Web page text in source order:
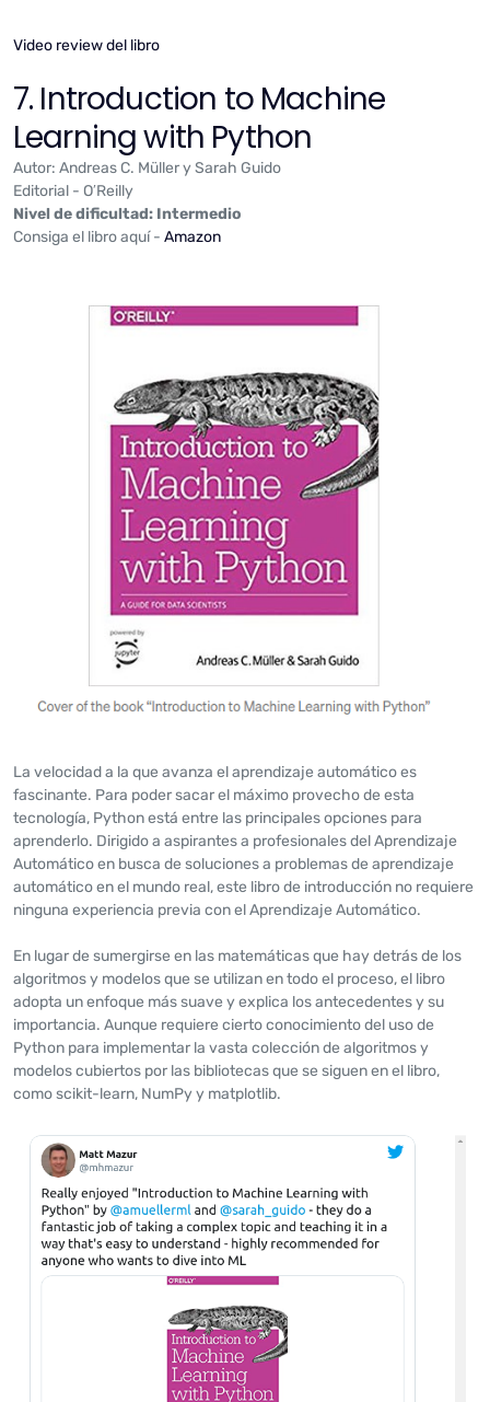
Video review del libro
7. Introduction to Machine
Learning with Python
Autor: Andreas C. Müller y Sarah Guido
Editorial - O′Reilly
Nivel de dificultad: Intermedio
Consiga el libro aquí - Amazon
La velocidad a la que avanza el aprendizaje automático es
fascinante. Para poder sacar el máximo provecho de esta
tecnología, Python está entre las principales opciones para
aprenderlo. Dirigido a aspirantes a profesionales del Aprendizaje
Automático en busca de soluciones a problemas de aprendizaje
automático en el mundo real, este libro de introducción no requiere
ninguna experiencia previa con el Aprendizaje Automático.
En lugar de sumergirse en las matemáticas que hay detrás de los
algoritmos y modelos que se utilizan en todo el proceso, el libro
adopta un enfoque más suave y explica los antecedentes y su
importancia. Aunque requiere cierto conocimiento del uso de
Python para implementar la vasta colección de algoritmos y
modelos cubiertos por las bibliotecas que se siguen en el libro,
como scikit-learn, NumPy y matplotlib.